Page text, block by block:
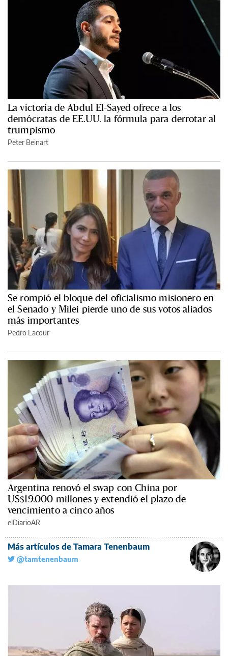
La victoria de Abdul El-Sayed ofrece a los
demócratas de EE.UU. la fórmula para derrotar al
trumpismo
Peter Beinart
Se rompió el bloque del oficialismo misionero en
el Senado y Milei pierde uno de sus votos aliados
más importantes
Pedro Lacour
Argentina renovó el swap con China por
US$19.000 millones y extendió el plazo de
vencimiento a cinco años
elDiarioAR
Más artículos de Tamara Tenenbaum
@tamtenenbaum